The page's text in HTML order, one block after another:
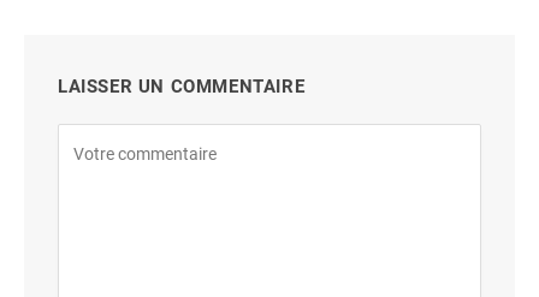
LAISSER UN COMMENTAIRE